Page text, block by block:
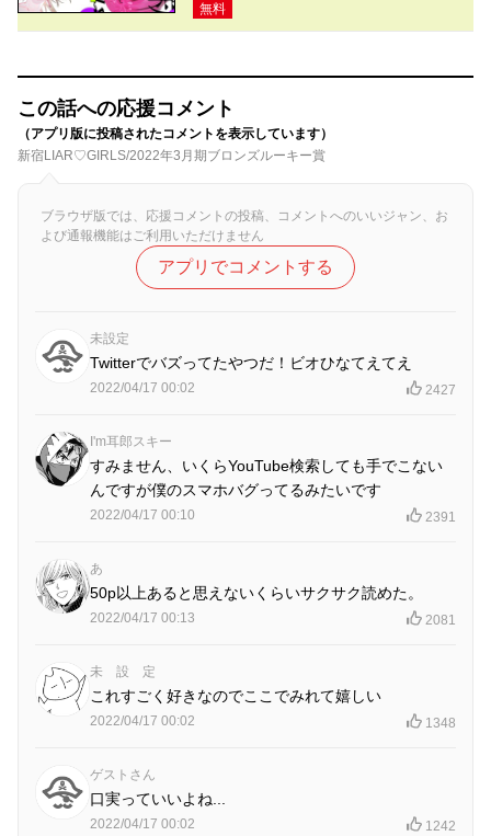
無料
この話への応援コメント
（アプリ版に投稿されたコメントを表示しています）
新宿LIAR♡GIRLS/2022年3月期ブロンズルーキー賞
ブラウザ版では、応援コメントの投稿、コメントへのいいジャン、お
よび通報機能はご利用いただけません
アプリでコメントする
未設定
Twitterでバズってたやつだ！ビオひなてえてえ
2022/04/17 00:02 2427
I'm耳郎スキー
すみません、いくらYouTube検索しても手でこない
んですが僕のスマホバグってるみたいです
2022/04/17 00:10 2391
あ
50p以上あると思えないくらいサクサク読めた。
2022/04/17 00:13 2081
未 設 定
これすごく好きなのでここでみれて嬉しい
2022/04/17 00:02 1348
ゲストさん
口実っていいよね...
2022/04/17 00:02 1242